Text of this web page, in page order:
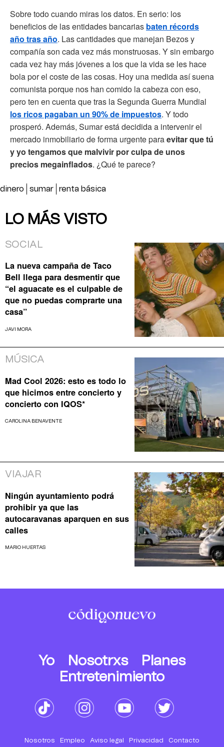
Sobre todo cuando miras los datos. En serio: los
beneficios de las entidades bancarias baten récords
año tras año. Las cantidades que manejan Bezos y
compañía son cada vez más monstruosas. Y sin embargo
cada vez hay más jóvenes a los que la vida se les hace
bola por el coste de las cosas. Hoy una medida así suena
comunista porque nos han comido la cabeza con eso,
pero ten en cuenta que tras la Segunda Guerra Mundial
los ricos pagaban un 90% de impuestos. Y todo
prosperó. Además, Sumar está decidida a intervenir el
mercado inmobiliario de forma urgente paraevitar que tú
y yo tengamos que malvivir por culpa de unos
precios megainflados. ¿Qué te parece?
dinero sumar renta básica
LO MÁS VISTO
SOCIAL
La nueva campaña de Taco
Bell llega para desmentir que
“el aguacate es el culpable de
que no puedas comprarte una
casa”
JAVI MORA
MÚSICA
Mad Cool 2026: esto es todo lo
que hicimos entre concierto y
concierto con IQOS*
CAROLINA BENAVENTE
VIAJAR
Ningún ayuntamiento podrá
prohibir ya que las
autocaravanas aparquen en sus
calles
MARIO HUERTAS
Yo Nosotrxs
Planes
Entretenimiento
Nosotros Empleo Aviso legal Privacidad Contacto